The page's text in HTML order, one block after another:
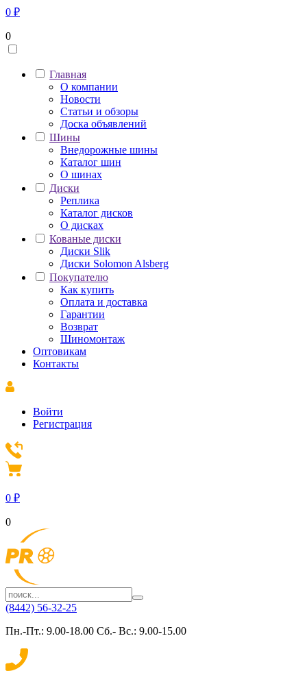
0 ₽
0
Главная
О компании
Новости
Статьи и обзоры
Доска объявлений
Шины
Внедорожные шины
Каталог шин
О шинах
Диски
Реплика
Каталог дисков
О дисках
Кованые диски
Диски Slik
Диски Solomon Alsberg
Покупателю
Как купить
Оплата и доставка
Гарантии
Возврат
Шиномонтаж
Оптовикам
Контакты
Войти
Регистрация
0 ₽
0
(8442) 56-32-25
Пн.-Пт.: 9.00-18.00 Сб.- Вс.: 9.00-15.00